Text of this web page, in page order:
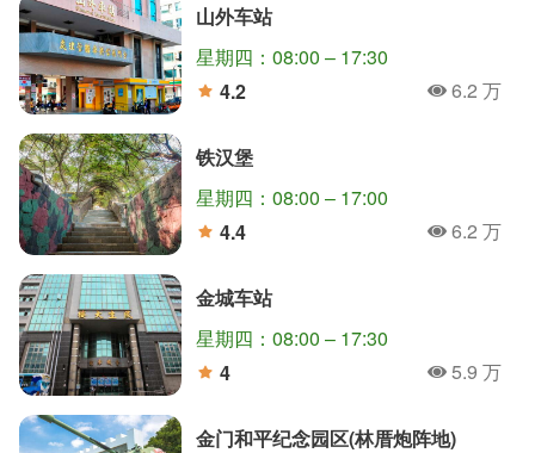
山外车站
星期四：08:00 – 17:30
4.2
人氣6.2 万
铁汉堡
星期四：08:00 – 17:00
4.4
人氣6.2 万
金城车站
星期四：08:00 – 17:30
4
人氣5.9 万
金门和平纪念园区(林厝炮阵地)